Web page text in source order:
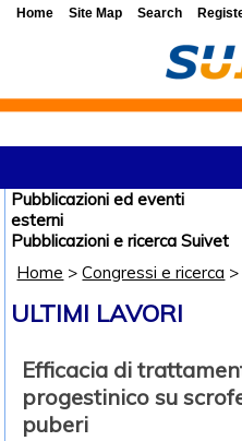
Pubblicazioni ed eventi
esterni
Pubblicazioni e ricerca Suivet
Home >Congressi e ricerca >
ULTIMI LAVORI
Efficacia di
progestinico su
puberi
Home Site Map Search